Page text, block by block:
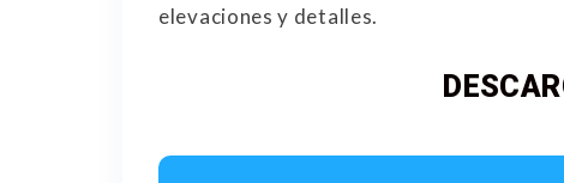
elevaciones y detalles.